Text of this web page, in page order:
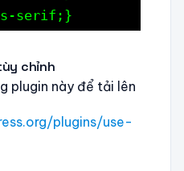
serif;}
chỉnh
plugin này để tải lên
plugins/use-